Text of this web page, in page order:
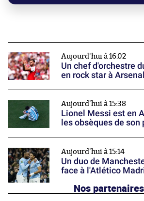
Aujourd'hui à 16:02
Un chef d'orchestre
en rock star à Arsenal
Aujourd'hui à 15:38
Lionel Messi est en
les obsèques de son
Aujourd'hui à 15:14
Un duo de
face à l'Atlético
Nos partenaires